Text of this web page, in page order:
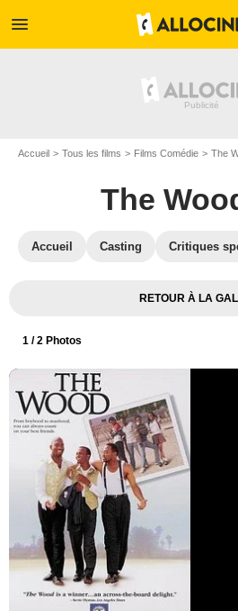
menu
Accueil Tous les films Films Comédie The
The
Accueil Casting Critiques
RETOUR À LA
1 / 2 Photos